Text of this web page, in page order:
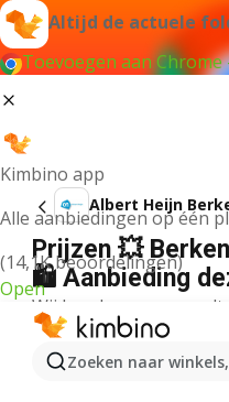
Altijd de actuele
Toevoegen aan Chrome
Kimbino app
Alle aanbiedingen op één
(14,1K beoordelingen)
Open
Zoeken naar
Albert Heijn
Prijzen 💥
🛍️ Aanbieding
Wij konden geen
Andere
Heijn